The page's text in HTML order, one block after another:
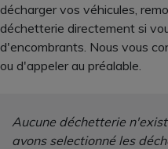
décharger vos véhicules,
déchetterie directement si
d'encombrants. Nous vous
ou d'appeler au préalable.
Aucune déchetterie
avons selectionné les